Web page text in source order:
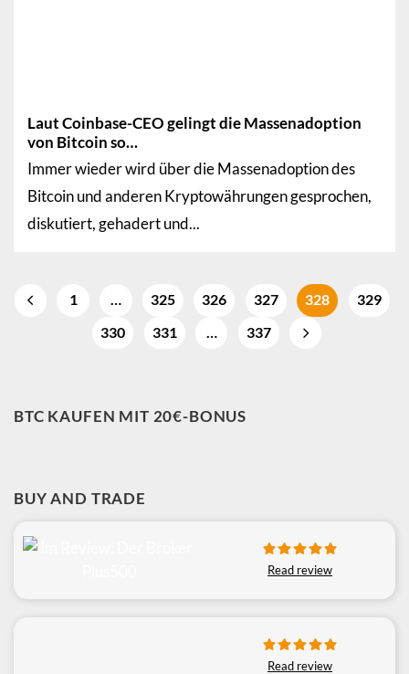
Laut Coinbase-CEO gelingt die Massenadoption
von Bitcoin so…
Immer wieder wird über die Massenadoption des
Bitcoin und anderen Kryptowährungen gesprochen,
diskutiert, gehadert und...
1 … 325 326 327 328
329
330
331 … 337
BTC KAUFEN MIT 20€-BONUS
BUY AND TRADE
Read review
Read review